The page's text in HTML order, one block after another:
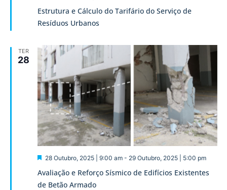
Estrutura e Cálculo do Tarifário do Serviço de
Resíduos Urbanos
TER
28
Avaliação e Reforço Sísmico de Edifícios Existentes
de Betão Armado
Destaque
28 Outubro, 2025 | 9:00 am- 29 Outubro, 2025 | 5:00 pm